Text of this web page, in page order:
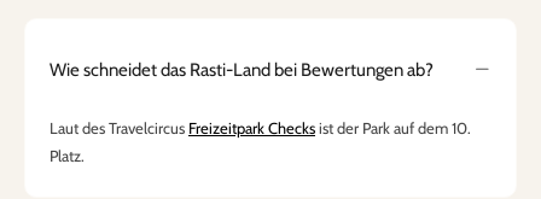
Wie schneidet das Rasti-Land bei Bewertungen ab?
Laut des Travelcircus Freizeitpark Checksist der Park auf dem 10.
Platz.